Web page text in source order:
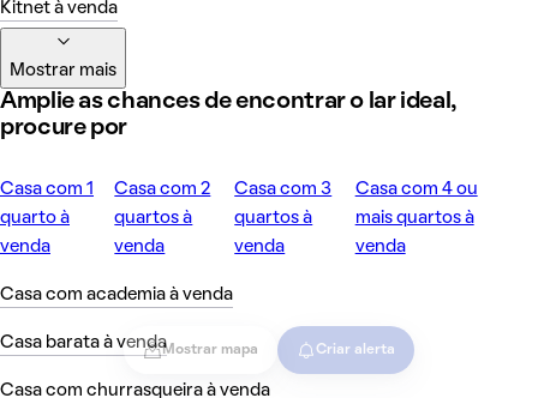
Mostrar mapa Criar alerta
Kitnet à venda
Mostrar mais
Amplie as chances de encontrar o lar ideal,
procure por
Casa com 1
quarto à
venda
Casa com 2
quartos à
venda
Casa com 3
quartos à
venda
Casa com 4 ou
mais quartos à
venda
Casa com academia à venda
Casa barata à venda
Casa com churrasqueira à venda